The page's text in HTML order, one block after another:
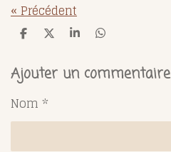
«Précédent
P
t
a
e
r
P
t
a
r
P
t
a
r
P
t
a
r
Ajouter un commentaire
Nom *